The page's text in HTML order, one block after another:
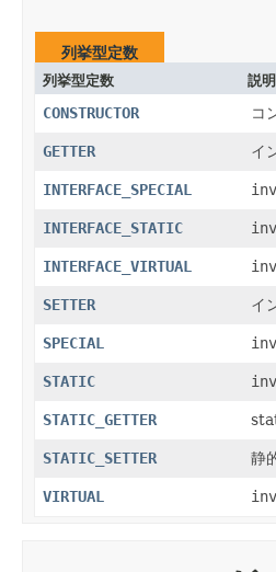
列挙型定数
列挙型定数 説明
CONSTRUCTOR コ
GETTER イ
INTERFACE_SPECIAL
INTERFACE_STATIC
INTERFACE_VIRTUAL
SETTER イ
SPECIAL
STATIC
STATIC_GETTER
STATIC_SETTER 静
VIRTUAL